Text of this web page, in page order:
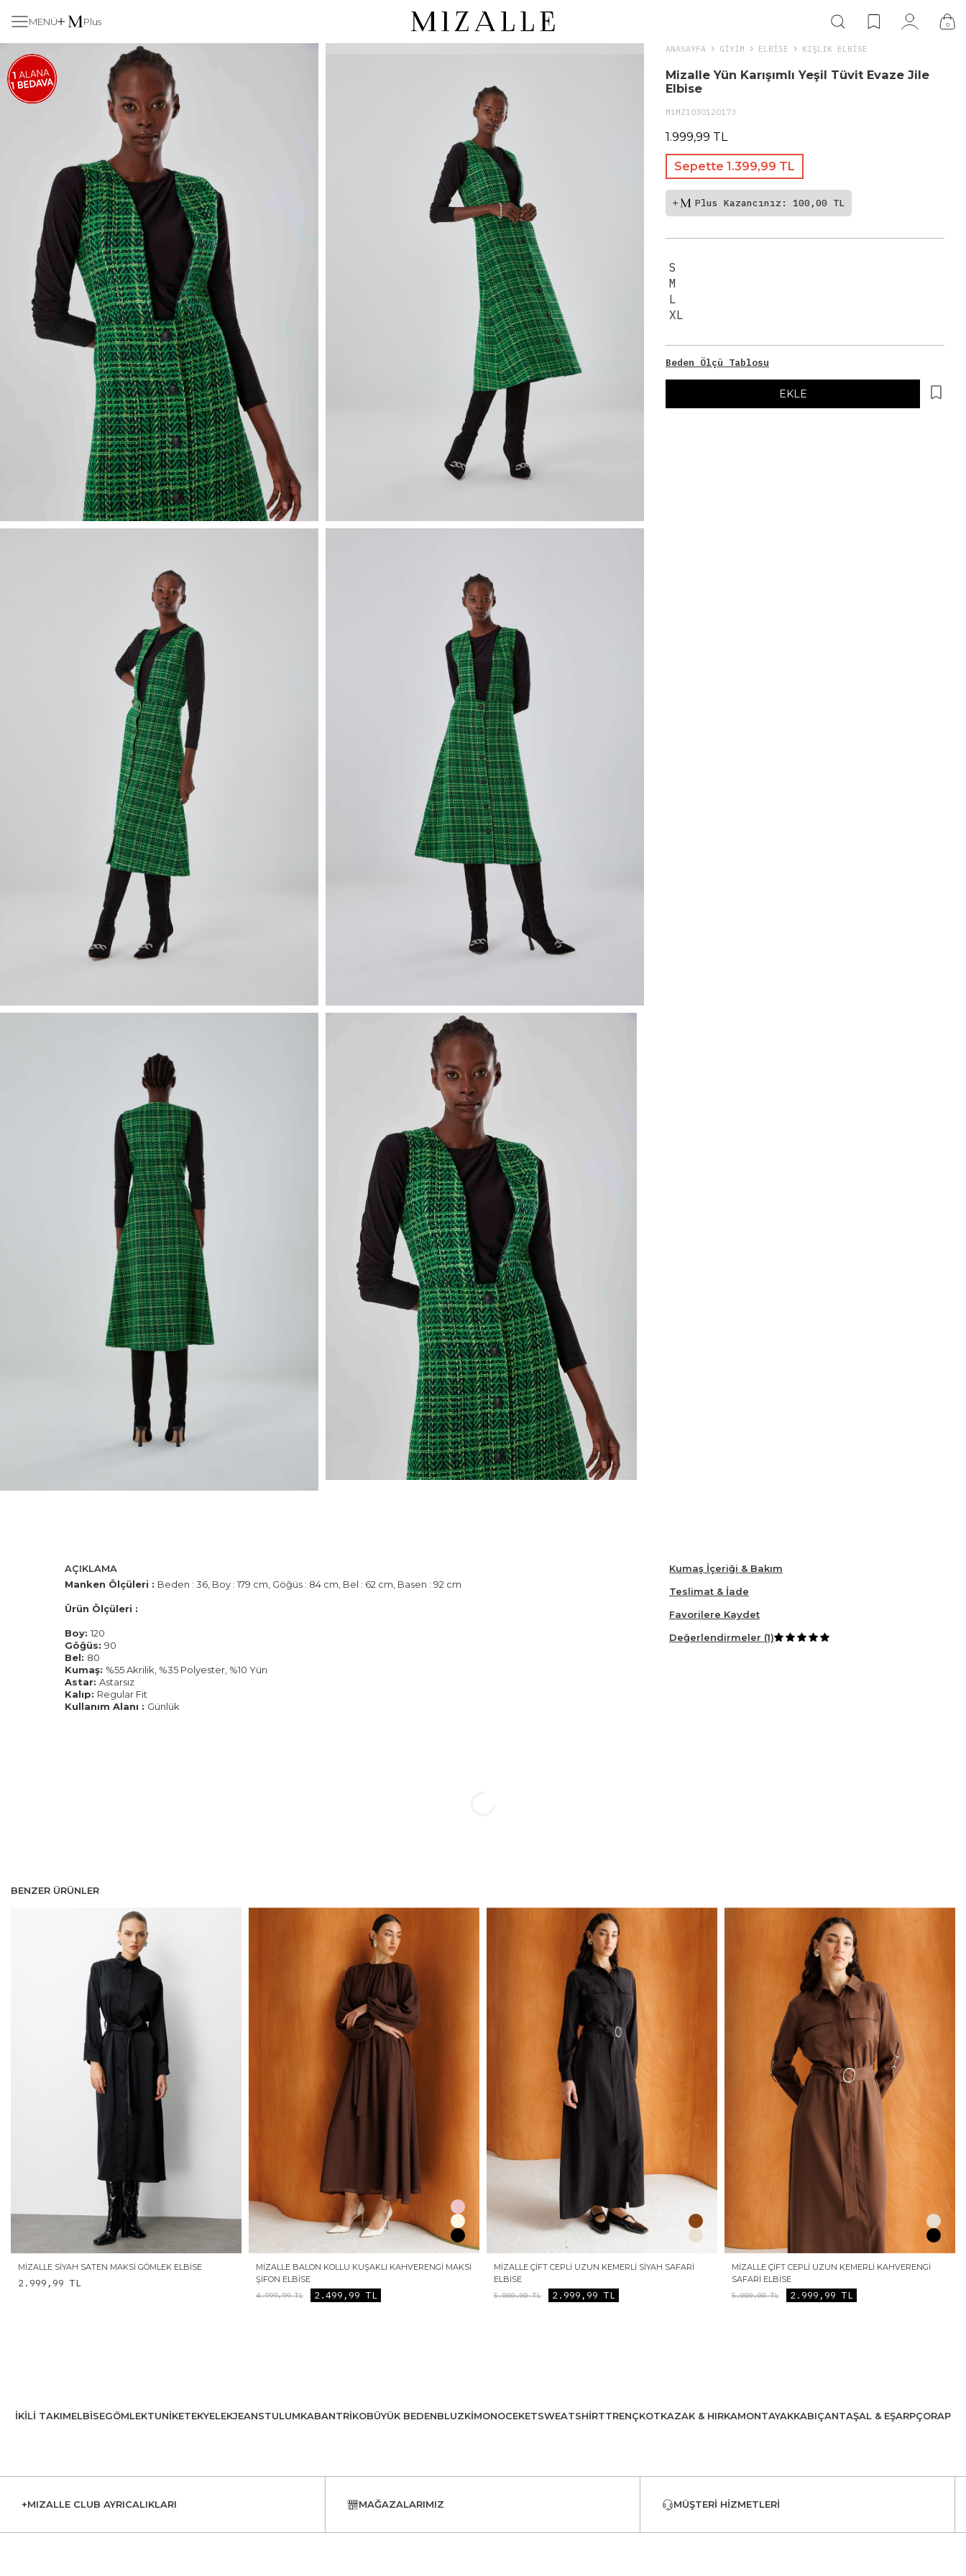
MENÜ Plus 0
ANASAYFA GIYIM ELBISE KIŞLIK ELBISE
Mizalle Yün Karışımlı Yeşil Tüvit Evaze Jile
Elbise
M1MZ1030120173
1.999,99 TL
Sepette 1.399,99 TL
Plus Kazancınız: 100,00 TL
S
M
L
XL
Beden Ölçü Tablosu
EKLE
AÇIKLAMA
Manken Ölçüleri : Beden : 36, Boy : 179 cm, Göğüs : 84 cm, Bel : 62 cm, Basen : 92 cm
Ürün Ölçüleri :
Boy: 120
Göğüs: 90
Bel: 80
Kumaş: %55 Akrilik, %35 Polyester, %10 Yün
Astar: Astarsız
Kalıp: Regular Fit
Kullanım Alanı : Günlük
Kumaş İçeriği & Bakım
Teslimat & İade
Favorilere Kaydet
Değerlendirmeler (1)
BENZER ÜRÜNLER
MIZALLE SIYAH SATEN MAKSI GÖMLEK ELBISE
2.999,99 TL
MIZALLE BALON KOLLU KUŞAKLI KAHVERENGI MAKSI
ŞIFON ELBISE
4.999,99TL 2.499,99 TL
MIZALLE ÇIFT CEPLI UZUN KEMERLI SIYAH SAFARI
ELBISE
5.000,00TL 2.999,99 TL
MIZALLE ÇIFT CEPLI UZUN KEMERLI KAHVERENGI
SAFARI ELBISE
5.000,00TL 2.999,99 TL
İKILI TAKIMELBISEGÖMLEKTUNIKETEKYELEKJEANSTULUMKABANTRIKOBÜYÜK BEDENBLUZKIMONOCEKETSWEATSHIRTTRENÇKOTKAZAK & HIRKAMONTAYAKKABIÇANTAŞAL & EŞARPÇORAP
+MIZALLE CLUB AYRICALIKLARI MAĞAZALARIMIZ MÜŞTERI HIZMETLERI